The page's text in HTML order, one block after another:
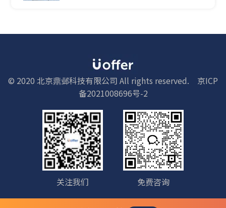
© 2020 北京鼎邺科技有限公司 All rights reserved.
京ICP
备2021008696号-2
关注我们 免费咨询